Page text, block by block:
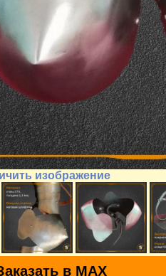
изображение
в MAX